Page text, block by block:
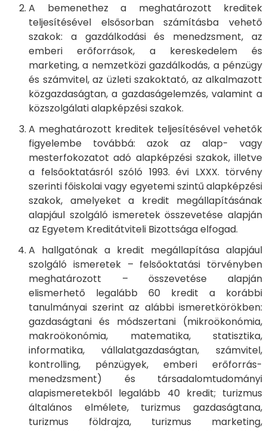
A bemenethez a meghatározott kreditek
teljesítésével elsősorban számításba vehető
szakok: a gazdálkodási és menedzsment, az
emberi erőforrások, a kereskedelem és
marketing, a nemzetközi gazdálkodás, a pénzügy
és számvitel, az üzleti szakoktató, az alkalmazott
közgazdaságtan, a gazdaságelemzés, valamint a
közszolgálati alapképzési szakok.
A meghatározott kreditek teljesítésével vehetők
figyelembe továbbá: azok az alap- vagy
mesterfokozatot adó alapképzési szakok, illetve
a felsőoktatásról szóló 1993. évi LXXX. törvény
szerinti főiskolai vagy egyetemi szintű alapképzési
szakok, amelyeket a kredit megállapításának
alapjául szolgáló ismeretek összevetése alapján
az Egyetem Kreditátviteli Bizottsága elfogad.
A hallgatónak a kredit megállapítása alapjául
szolgáló ismeretek – felsőoktatási törvényben
meghatározott – összevetése alapján
elismerhető legalább 60 kredit a korábbi
tanulmányai szerint az alábbi ismeretkörökben:
gazdaságtani és módszertani (mikroökonómia,
makroökonómia, matematika, statisztika,
informatika, vállalatgazdaságtan, számvitel,
kontrolling, pénzügyek, emberi erőforrás-
menedzsment) és társadalomtudományi
alapismeretekből legalább 40 kredit; turizmus
általános elmélete, turizmus gazdaságtana,
turizmus földrajza, turizmus marketing,